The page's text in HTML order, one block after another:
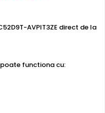
AVPIT3ZE are intrari
permitand
de pe PC sau chiar
AVPIT3ZE direct de la
poate functiona cu: